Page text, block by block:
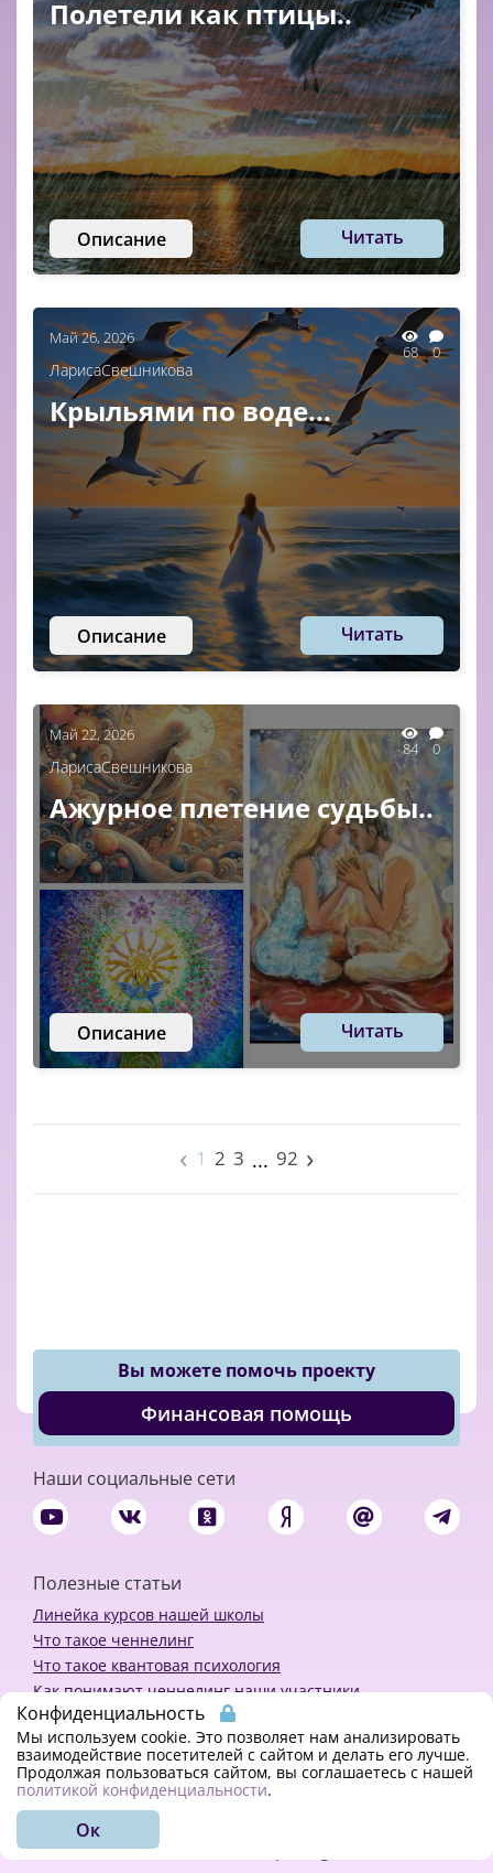
Полетели как птицы..
Описание Читать
Май 26, 2026
68 0
ЛарисаСвешникова
Крыльями по воде...
Описание Читать
Май 22, 2026
84 0
ЛарисаСвешникова
Ажурное плетение судьбы..
Описание Читать
‹ 1 2 3 ... 92 ›
Вы можете помочь проекту
Финансовая помощь
Наши социальные сети
Полезные статьи
Линейка курсов нашей школы
Что такое ченнелинг
Что такое квантовая психология
Как понимают ченнелинг наши участники
Политика конфиденциальности
Закажи ченнелинг
© 2018 - 2023 Kvreal2018 | All rights reserved.
Конфиденциальность
Мы используем cookie. Это позволяет нам анализировать
взаимодействие посетителей с сайтом и делать его лучше.
Продолжая пользоваться сайтом, вы соглашаетесь с нашей
политикой конфиденциальности.
Ок